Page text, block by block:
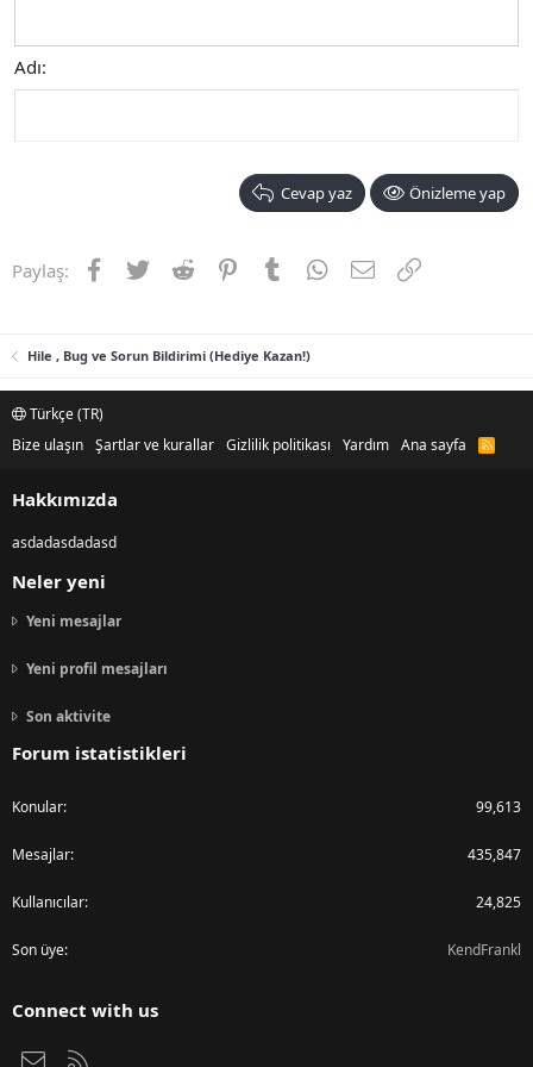
Adı
Cevap yaz Önizleme yap
Paylaş: Facebook
TwitterReddit PinterestTumblrWhatsApp
E-postaLink
Hile , Bug ve Sorun Bildirimi (Hediye Kazan!)
Türkçe (TR)
Bize ulaşın Şartlar ve kurallar Gizlilik politikası Yardım Ana sayfa
R
S
Hakkımızda
asdadasdadasd
Neler yeni
Yeni mesajlar
Yeni profil mesajları
Son aktivite
Forum istatistikleri
Konular 99,613
Mesajlar 435,847
Kullanıcılar 24,825
Son üye KendFrankl
Connect with us
Bize ulaşın